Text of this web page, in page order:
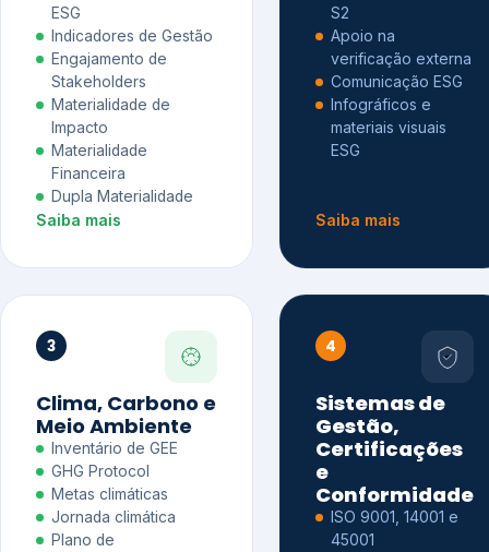
ESG
Indicadores de Gestão
Engajamento de
Stakeholders
Materialidade de
Impacto
Materialidade
Financeira
Dupla Materialidade
Saiba mais
S2
Apoio na
verificação externa
Comunicação ESG
Infográficos e
materiais visuais
ESG
Saiba mais
3
Clima, Carbono e
Meio Ambiente
Inventário de GEE
GHG Protocol
Metas climáticas
Jornada climática
Plano de
4
Sistemas de
Gestão,
Certificações
e
Conformidade
ISO 9001, 14001 e
45001